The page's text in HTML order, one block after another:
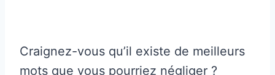
Craignez-vous qu’il existe de meilleurs
mots que vous pourriez négliger ?